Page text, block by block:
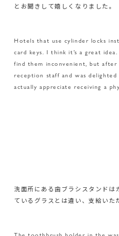
とお聞きして嬉しくなりました。
Hotels that use cylinder locks
card keys. I think it’s a great
find them inconvenient, but
reception staff and was
actually appreciate receiving a
洗面所にある歯ブラシスタンドは
ているグラスとは違い、支給いた